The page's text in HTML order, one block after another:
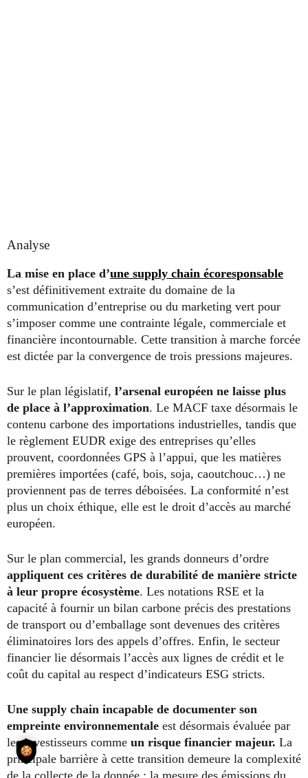
Analyse
La mise en place d’une supply chain écoresponsable
s’est définitivement extraite du domaine de la
communication d’entreprise ou du marketing vert pour
s’imposer comme une contrainte légale, commerciale et
financière incontournable. Cette transition à marche forcée
est dictée par la convergence de trois pressions majeures.
Sur le plan législatif, l’arsenal européen ne laisse plus
de place à l’approximation. Le MACF taxe désormais le
contenu carbone des importations industrielles, tandis que
le règlement EUDR exige des entreprises qu’elles
prouvent, coordonnées GPS à l’appui, que les matières
premières importées (café, bois, soja, caoutchouc…) ne
proviennent pas de terres déboisées. La conformité n’est
plus un choix éthique, elle est le droit d’accès au marché
européen.
Sur le plan commercial, les grands donneurs d’ordre
appliquent ces critères de durabilité de manière stricte
à leur propre écosystème. Les notations RSE et la
capacité à fournir un bilan carbone précis des prestations
de transport ou d’emballage sont devenues des critères
éliminatoires lors des appels d’offres. Enfin, le secteur
financier lie désormais l’accès aux lignes de crédit et le
coût du capital au respect d’indicateurs ESG stricts.
Une supply chain incapable de documenter son
empreinte environnementale est désormais évaluée par
les investisseurs comme un risque financier majeur. La
principale barrière à cette transition demeure la complexité
de la collecte de la donnée : la mesure des émissions du